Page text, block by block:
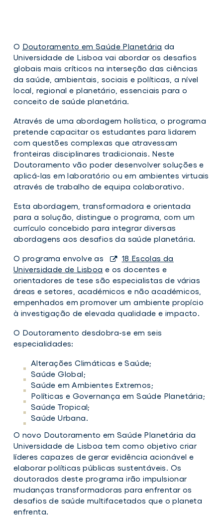
O Doutoramento em Saúde Planetária da
Universidade de Lisboa vai abordar os desafios
globais mais críticos na interseção das ciências
da saúde, ambientais, sociais e políticas, a nível
local, regional e planetário, essenciais para o
conceito de saúde planetária.
Através de uma abordagem holística, o programa
pretende capacitar os estudantes para lidarem
com questões complexas que atravessam
fronteiras disciplinares tradicionais. Neste
Doutoramento vão poder desenvolver soluções e
aplicá-las em laboratório ou em ambientes virtuais
através de trabalho de equipa colaborativo.
Esta abordagem, transformadora e orientada
para a solução, distingue o programa, com um
currículo concebido para integrar diversas
abordagens aos desafios da saúde planetária.
O programa envolve as
18 Escolas da
Universidade de Lisboa e os docentes e
orientadores de tese são especialistas de várias
áreas e setores, académicos e não académicos,
empenhados em promover um ambiente propício
à investigação de elevada qualidade e impacto.
O Doutoramento desdobra-se em seis
especialidades:
Alterações Climáticas e Saúde;
Saúde Global;
Saúde em Ambientes Extremos;
Políticas e Governança em Saúde Planetária;
Saúde Tropical;
Saúde Urbana.
O novo Doutoramento em Saúde Planetária da
Universidade de Lisboa tem como objetivo criar
líderes capazes de gerar evidência acionável e
elaborar políticas públicas sustentáveis. Os
doutorados deste programa irão impulsionar
mudanças transformadoras para enfrentar os
desafios de saúde multifacetados que o planeta
enfrenta.